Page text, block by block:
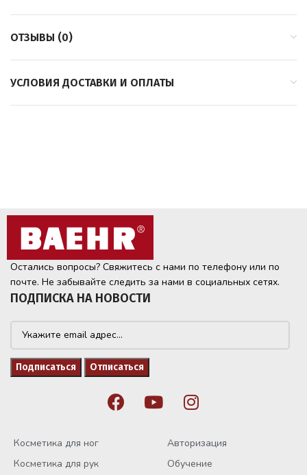
ОТЗЫВЫ (0)
УСЛОВИЯ ДОСТАВКИ И ОПЛАТЫ
Остались вопросы? Свяжитесь с нами по телефону или по
почте. Не забывайте следить за нами в социальных сетях.
ПОДПИСКА НА НОВОСТИ
Косметика для ног
Косметика для рук
Авторизация
Обучение